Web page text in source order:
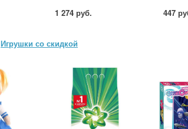
1 274 руб.
447
Игрушки со скидкой